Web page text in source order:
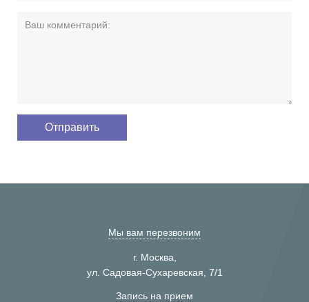
Мы вам перезвоним
г. Москва,
ул. Садовая-Сухаревская, 7/1
Запись на прием